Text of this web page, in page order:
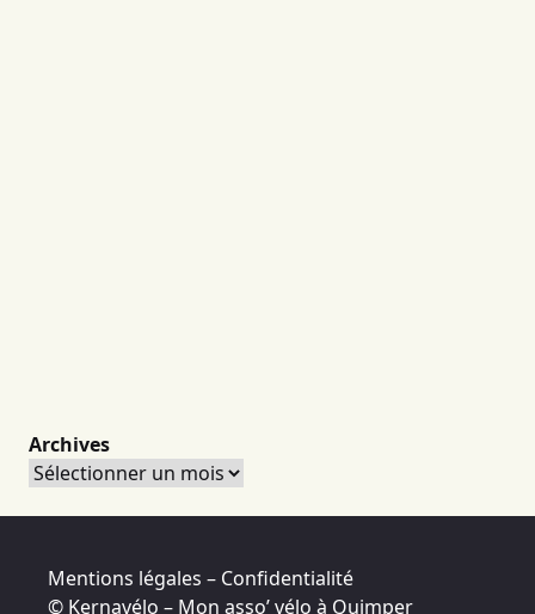
Archives
Archives
Mentions légales – Confidentialité
© Kernavélo – Mon asso’ vélo à Quimper